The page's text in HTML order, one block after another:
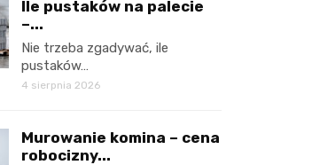
Ile pustaków na palecie
–...
Nie trzeba zgadywać, ile
pustaków…
4 sierpnia 2026
Murowanie komina – cena
robocizny...